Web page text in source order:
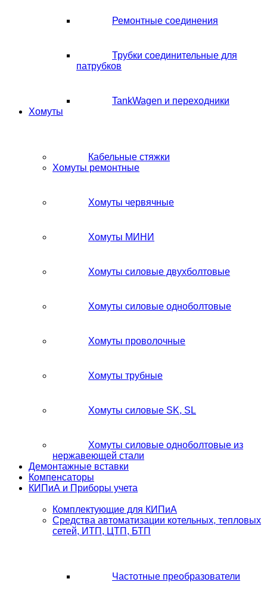
Ремонтные соединения
Трубки соединительные для
патрубков
TankWagen и переходники
Хомуты
Кабельные стяжки
Хомуты ремонтные
Хомуты червячные
Хомуты МИНИ
Хомуты силовые двухболтовые
Хомуты силовые одноболтовые
Хомуты проволочные
Хомуты трубные
Хомуты силовые SK, SL
Хомуты силовые одноболтовые из
нержавеющей стали
Демонтажные вставки
Компенсаторы
КИПиА и Приборы учета
Комплектующие для КИПиА
Средства автоматизации котельных, тепловых
сетей, ИТП, ЦТП, БТП
Частотные преобразователи